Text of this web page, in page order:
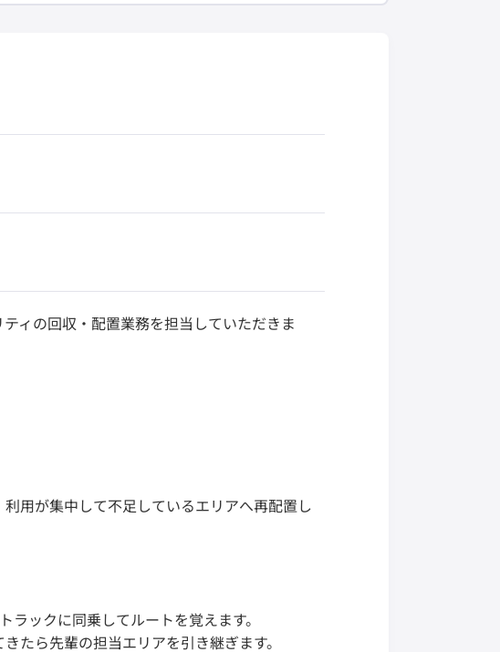
ィの回収・配置業務を担当していただきま
用が集中して不足しているエリアへ再配置し
ックに同乗してルートを覚えます。
たら先輩の担当エリアを引き継ぎます。